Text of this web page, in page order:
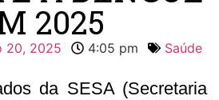
2025
20, 2025 4:05 pm Saúde
da SESA (Secretaria